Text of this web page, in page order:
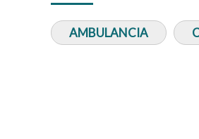
AMBULANCIA